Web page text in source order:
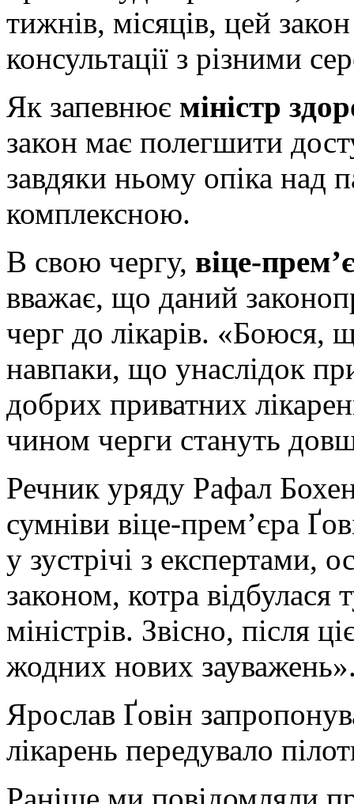
тижнів, місяців, цей
консультації з різними
Як запевнює міністр
закон має полегшити
завдяки ньому опіка над
комплексною.
В свою чергу, віце-
вважає, що даний
черг до лікарів. «Боюся,
навпаки, що унаслідок
добрих приватних
чином черги стануть
Речник уряду Рафал
сумніви віце-прем’єра
у зустрічі з
законом, котра відбулася
міністрів. Звісно, після
жодних нових
Ярослав Ґовін
лікарень передувало